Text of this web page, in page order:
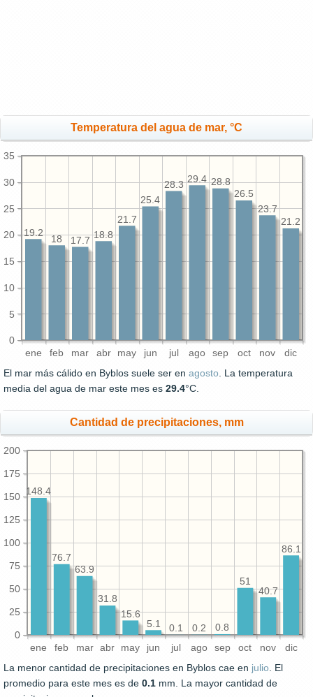
Temperatura del agua de mar, °C
ene feb mar abr may jun jul ago sep oct nov dic
0
5
10
15
20
25
30
35
21.2
23.7
26.5
28.8
29.4
28.3
25.4
21.7
18.8
17.7
18
19.2
El mar más cálido en Byblos suele ser en agosto. La temperatura
media del agua de mar este mes es 29.4°C.
Cantidad de precipitaciones, mm
ene feb mar abr may jun jul ago sep oct nov dic
0
25
50
75
100
125
150
175
200
86.1
40.7
51
0.8
0.2
0.1
5.1
15.6
31.8
63.9
76.7
148.4
La menor cantidad de precipitaciones en Byblos cae en julio. El
promedio para este mes es de 0.1 mm. La mayor cantidad de